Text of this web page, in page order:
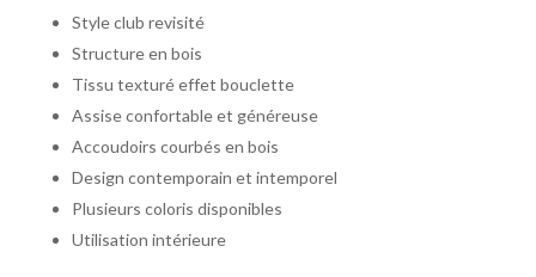
Style club revisité
Structure en bois
Tissu texturé effet bouclette
Assise confortable et généreuse
Accoudoirs courbés en bois
Design contemporain et intemporel
Plusieurs coloris disponibles
Utilisation intérieure